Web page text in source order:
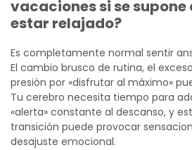
vacaciones si se
estar relajado?
Es completamente normal sentir
El cambio brusco de rutina, el
presión por «disfrutar al máximo»
Tu cerebro necesita tiempo para
«alerta» constante al descanso, y
transición puede provocar
desajuste emocional.